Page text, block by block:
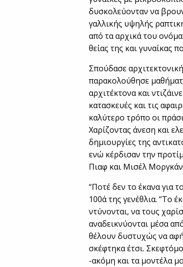
δυσκολεύονταν να
γαλλικής υψηλής
από τα αρχικά του
θείας της και γυναίκας
Σπούδασε
παρακολούθησε
αρχιτέκτονα και
κατασκευές και τις
καλύτερο τρόπο οι
Χαρίζοντας άνεση και
δημιουργίες της
ενώ κέρδισαν την
Πιαφ και Mισέλ
“Ποτέ δεν το έκανα για
100ά της γενέθλια. “Το
ντύνονται, να τους
αναδεικνύονται μέσα
θέλουν δυστυχώς να
σκέφτηκα έτσι.
-ακόμη και τα μοντέλα